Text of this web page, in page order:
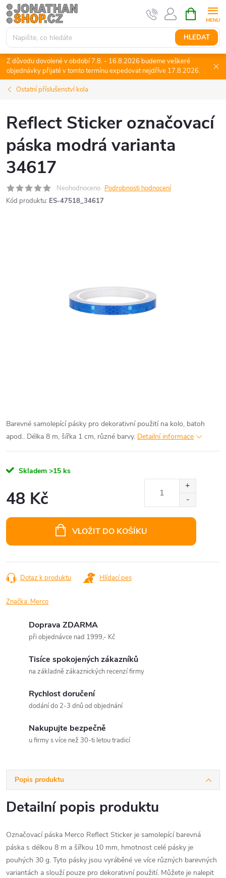
Přejít
na
obsah
HLEDAT
NÁKUPNÍ
KOŠÍK
Z důvodu dovolené v období 7.8. - 16.8.2026 budeme veškeré
objednávky přijaté v tomto termínu expedovat nejdříve 17.8.2026.
Ostatní příslušenství kola
Reflect Sticker označovací
páska modrá varianta
34617
Neohodnoceno Podrobnosti hodnocení
Kód produktu: ES-47518_34617
Barevné samolepící pásky pro dekorativní použití na kolo, batoh
apod.. Délka 8 m, šířka 1 cm, různé barvy. Detailní informace
Skladem >15 ks
48 Kč
VLOŽIT DO KOŠÍKU
Dotaz k produktu Hlídací pes
Značka: Merco
Doprava ZDARMA
při objednávce nad 1999,- Kč
Tisíce spokojených zákazníků
na základně zákaznických recenzí firmy
Rychlost doručení
dodání do 2-3 dnů od objednání
Nakupujte bezpečně
u firmy s více než 30-ti letou tradicí
Popis produktu
Detailní popis produktu
Označovací páska Merco Reflect Sticker je samolepící barevná
páska s délkou 8 m a šířkou 10 mm, hmotnost celé pásky je
pouhých 30 g. Tyto pásky jsou vyráběné ve více různých barevných
variantách a slouží pouze pro dekorativní použití. Můžete je nalepit